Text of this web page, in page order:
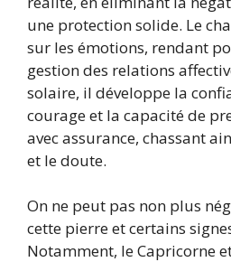
une protection solide. Le
sur les émotions, rendant
gestion des relations
solaire, il développe la
courage et la capacité de
avec assurance, chassant
et le doute.
On ne peut pas non plus
cette pierre et certains
Notamment, le Capricorne